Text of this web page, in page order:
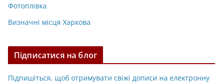
Фотоплівка
Визначні місця Харкова
Підписатися на блог
Підпишіться, щоб отримувати свіжі дописи на електронну